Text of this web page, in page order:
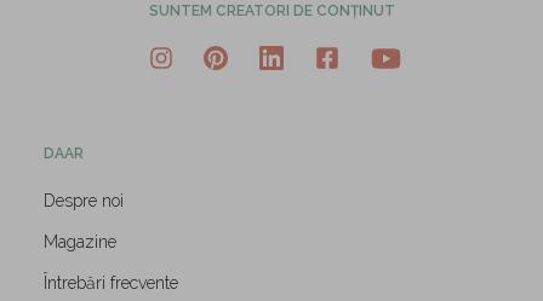
SUNTEM CREATORI DE CONȚINUT
DAAR
Despre noi
Magazine
Întrebări frecvente